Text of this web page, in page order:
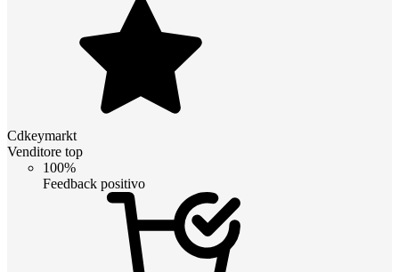
Cdkeymarkt
Venditore top
100%
Feedback positivo